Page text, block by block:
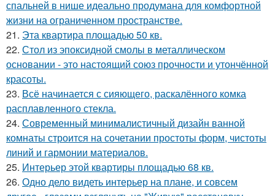
спальней в нише идеально продумана для комфортной
жизни на ограниченном пространстве.
21. Эта квартира площадью 50 кв.
22. Стол из эпоксидной смолы в металлическом
основании - это настоящий союз прочности и утончённой
красоты.
23. Всё начинается с сияющего, раскалённого комка
расплавленного стекла.
24. Современный минималистичный дизайн ванной
комнаты строится на сочетании простоты форм, чистоты
линий и гармонии материалов.
25. Интерьер этой квартиры площадью 68 кв.
26. Одно дело видеть интерьер на плане, и совсем